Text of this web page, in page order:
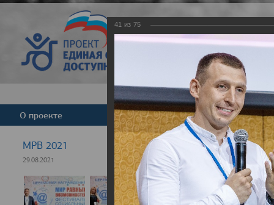
Версия для
О проекте Команда Новости
МРВ 2021
29.08.2021
41 из 75